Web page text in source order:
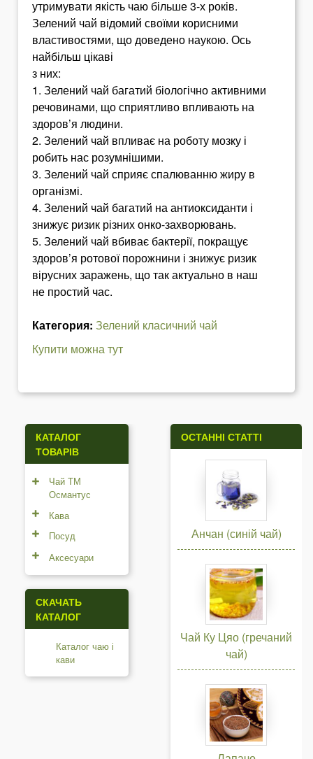
утримувати якість чаю більше 3-х років.
Зелений чай відомий своїми корисними
властивостями, що доведено наукою. Ось
найбільш цікаві
з них:
1. Зелений чай багатий біологічно активними
речовинами, що сприятливо впливають на
здоров’я людини.
2. Зелений чай впливає на роботу мозку і
робить нас розумнішими.
3. Зелений чай сприяє спалюванню жиру в
організмі.
4. Зелений чай багатий на антиоксиданти і
знижує ризик різних онко-захворювань.
5. Зелений чай вбиває бактерії, покращує
здоров’я ротової порожнини і знижує ризик
вірусних заражень, що так актуально в наш
не простий час.
Категория: Зелений класичний чай
Купити можна тут
КАТАЛОГ
ТОВАРІВ
Чай ТМ
Османтус
Кава
Посуд
Аксесуари
СКАЧАТЬ
КАТАЛОГ
Каталог чаю і
кави
ОСТАННІ СТАТТІ
Анчан (синій чай)
Чай Ку Цяо (гречаний
чай)